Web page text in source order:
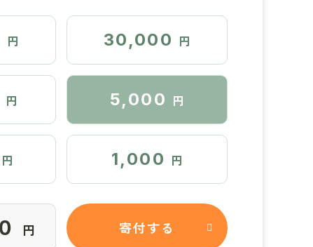
円 30,000 円
円 5,000 円
円 1,000 円
円 寄付する